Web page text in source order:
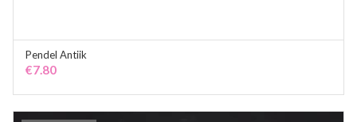
Pendel Antiik
€7.80